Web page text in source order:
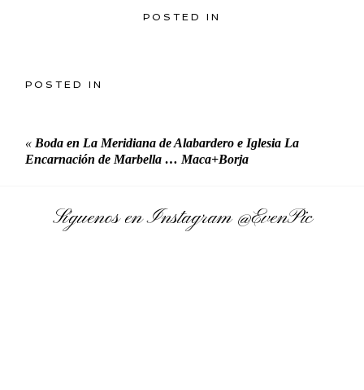
POSTED IN
POSTED IN
« Boda en La Meridiana de Alabardero e Iglesia La
Encarnación de Marbella … Maca+Borja
Síguenos en Instagram@EvenPic